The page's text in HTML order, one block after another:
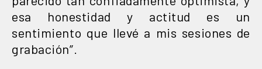
esa honestidad y actitud es un
sentimiento que llevé a mis sesiones de
grabación”.